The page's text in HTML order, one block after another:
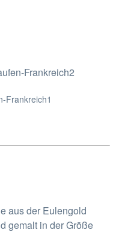
aus der Eulengold
gemalt in der Größe